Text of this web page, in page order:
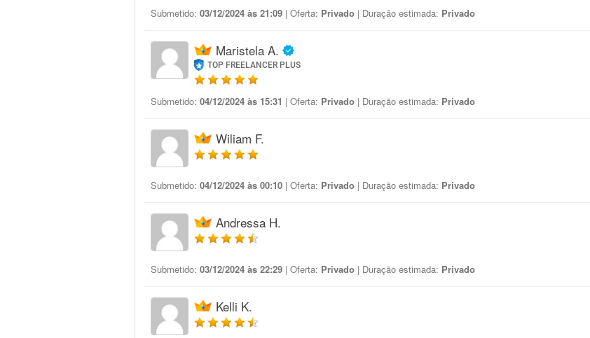
Submetido: 03/12/2024 às 21:09 | Oferta: Privado | Duração estimada: Privado
Maristela A.
TOP FREELANCER PLUS
Submetido: 04/12/2024 às 15:31 | Oferta: Privado | Duração estimada: Privado
Wiliam F.
Submetido: 04/12/2024 às 00:10 | Oferta: Privado | Duração estimada: Privado
Andressa H.
Submetido: 03/12/2024 às 22:29 | Oferta: Privado | Duração estimada: Privado
Kelli K.